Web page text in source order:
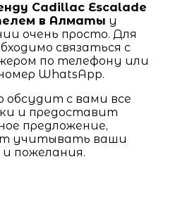
Cadillac Escalade
в Алматы у
очень просто. Для
связаться с
по телефону или
WhatsApp.
обсудит с вами все
и предоставит
предложение,
учитывать ваши
пожелания.